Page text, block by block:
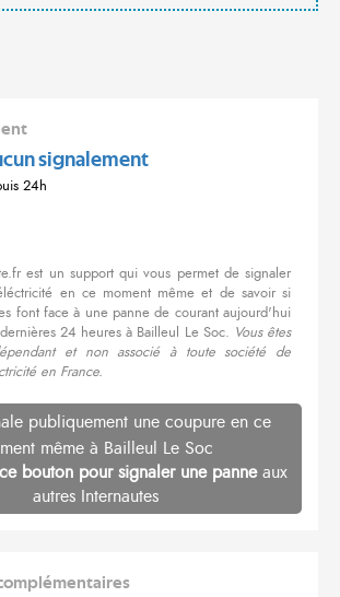
signalement
24h
est un support qui vous permet de signaler
en ce moment même et de savoir si
font face à une panne de courant aujourd'hui
24 heures à Bailleul Le Soc. Vous êtes
et non associé à toute société de
en France.
publiquement une coupure en ce
même à Bailleul Le Soc
ce bouton pour signaler une panneaux
autres Internautes